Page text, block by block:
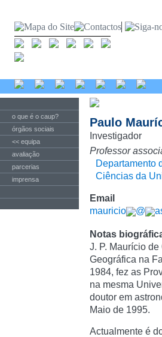
o que é o caup?
órgãos sociais
<< equipa
avaliação
parcerias
imprensa
Paulo
Investigador
Professor
Departamento
Ciências da
Email
mauricio
@
Notas
J. P. Maurício
Geográfica na
1984, fez as
na mesma
doutor em
Maio de 1995.
Actualmente é